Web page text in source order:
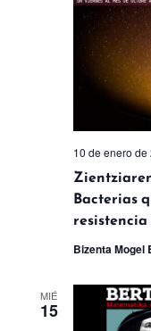
10 de enero de
Bacterias
Bizenta Mogel
MIÉ
15